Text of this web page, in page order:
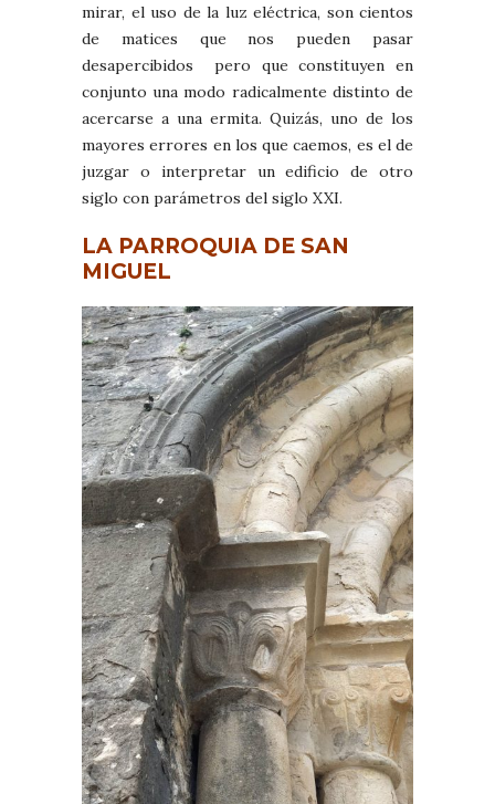
mirar, el uso de la luz eléctrica, son cientos
de matices que nos pueden pasar
desapercibidos pero que constituyen en
conjunto una modo radicalmente distinto de
acercarse a una ermita. Quizás, uno de los
mayores errores en los que caemos, es el de
juzgar o interpretar un edificio de otro
siglo con parámetros del siglo XXI.
LA PARROQUIA DE SAN
MIGUEL